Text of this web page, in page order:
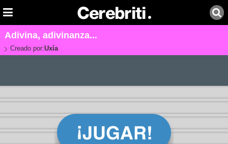
Adivina, adivinanza...
Creado por:Uxía